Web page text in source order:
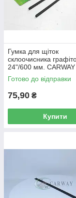
Гумка для щіток
склоочисника
24"/600 мм. CARWAY
Готово до відправки
75,90 ₴
Купити